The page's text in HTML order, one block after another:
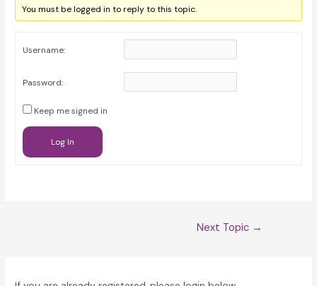
You must be logged in to reply to this topic.
Username:
Password:
Keep me signed in
Log In
Next Topic →